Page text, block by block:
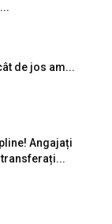
de jos am...
Angajați